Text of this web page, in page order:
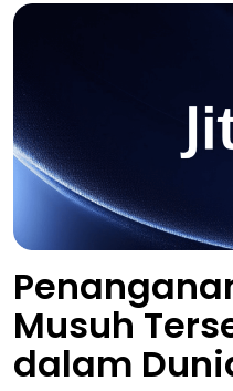
Musuh
dalam